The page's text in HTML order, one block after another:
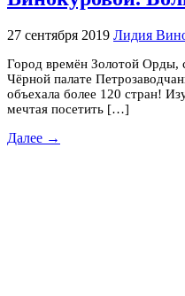
27 сентября 2019 Лидия
Город времён Золотой Орды,
Чёрной палате
объехала более 120 стран!
мечтая посетить […]
Далее →